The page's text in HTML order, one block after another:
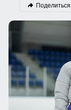
Поделиться